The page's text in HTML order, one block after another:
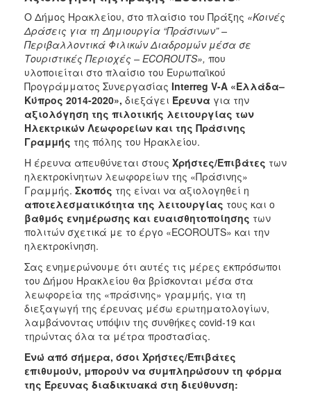
Ο Δήμος Ηρακλείου, στο πλαίσιο του Πράξης «Κοινές
Δράσεις για τη Δημιουργία “Πράσινων” –
Περιβαλλοντικά Φιλικών Διαδρομών μέσα σε
Τουριστικές Περιοχές – ECOROUTS», που
υλοποιείται στο πλαίσιο του Ευρωπαϊκού
Προγράμματος Συνεργασίας Interreg V-A «Ελλάδα–
Κύπρος 2014-2020», διεξάγει Έρευνα για την
αξιολόγηση της πιλοτικής λειτουργίας των
Ηλεκτρικών Λεωφορείων και της Πράσινης
Γραμμής της πόλης του Ηρακλείου.
Η έρευνα απευθύνεται στους Χρήστες/Επιβάτες των
ηλεκτροκίνητων λεωφορείων της «Πράσινης»
Γραμμής. Σκοπός της είναι να αξιολογηθεί η
αποτελεσματικότητα της λειτουργίας τους και ο
βαθμός ενημέρωσης και ευαισθητοποίησης των
πολιτών σχετικά με το έργο «ECOROUTS» και την
ηλεκτροκίνηση.
Σας ενημερώνουμε ότι αυτές τις μέρες εκπρόσωποι
του Δήμου Ηρακλείου θα βρίσκονται μέσα στα
λεωφορεία της «πράσινης» γραμμής, για τη
διεξαγωγή της έρευνας μέσω ερωτηματολογίων,
λαμβάνοντας υπόψιν της συνθήκες covid-19 και
τηρώντας όλα τα μέτρα προστασίας.
Ενώ από σήμερα, όσοι Χρήστες/Επιβάτες
επιθυμούν, μπορούν να συμπληρώσουν τη φόρμα
της Έρευνας διαδικτυακά στη διεύθυνση: